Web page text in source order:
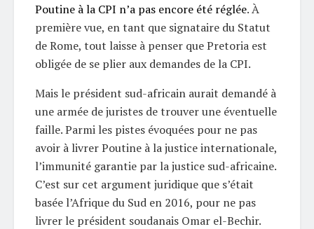
Poutine à la CPI n’a pas encore été réglée. À
première vue, en tant que signataire du Statut
de Rome, tout laisse à penser que Pretoria est
obligée de se plier aux demandes de la CPI.
Mais le président sud-africain aurait demandé à
une armée de juristes de trouver une éventuelle
faille. Parmi les pistes évoquées pour ne pas
avoir à livrer Poutine à la justice internationale,
l’immunité garantie par la justice sud-africaine.
C’est sur cet argument juridique que s’était
basée l’Afrique du Sud en 2016, pour ne pas
livrer le président soudanais Omar el-Bechir.